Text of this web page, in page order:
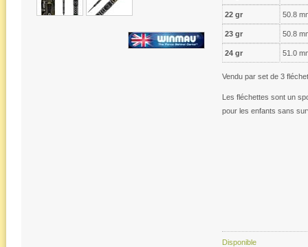
22 gr 50.8
23 gr 50.8
24 gr 51.0
Vendu par set de 3
Les fléchettes sont un
pour les enfants sans
Disponible